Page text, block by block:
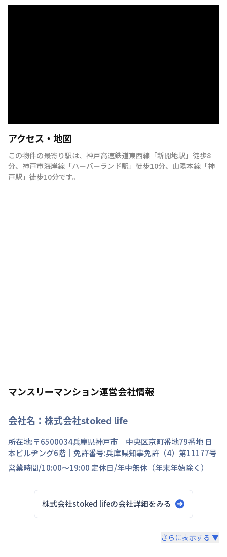
アクセス・地図
この物件の最寄り駅は、 神戸高速鉄道東西線 「新開地駅 」 徒歩8
分、 神戸市海岸線 「ハーバーランド駅 」 徒歩10分、 山陽本線 「神
戸駅 」 徒歩10分です。
マンスリーマンション運営会社情報
会社名： 株式会社stoked life
所在地:〒6500034兵庫県神戸市 中央区京町番地79番地 日
本ビルヂング6階 ｜免許番号:兵庫県知事免許（4）第11177号
営業時間/10:00～19:00 定休日/年中無休（年末年始除く）
株式会社stoked lifeの会社詳細をみる
さらに表示する ▼